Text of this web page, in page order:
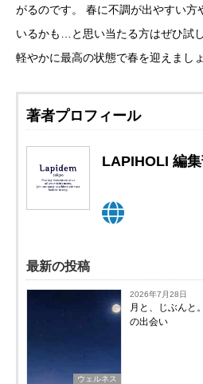
がるのです。 春に不調が出やすい方
いるかも…と思い当たる方はぜひ試
軽やかに最高の状態で春を迎えましょ
著者プロフィール
LAPIHOLI 編
最新の投稿
ウェルネス
2026年7月28日
月と、じぶんと
の出会い